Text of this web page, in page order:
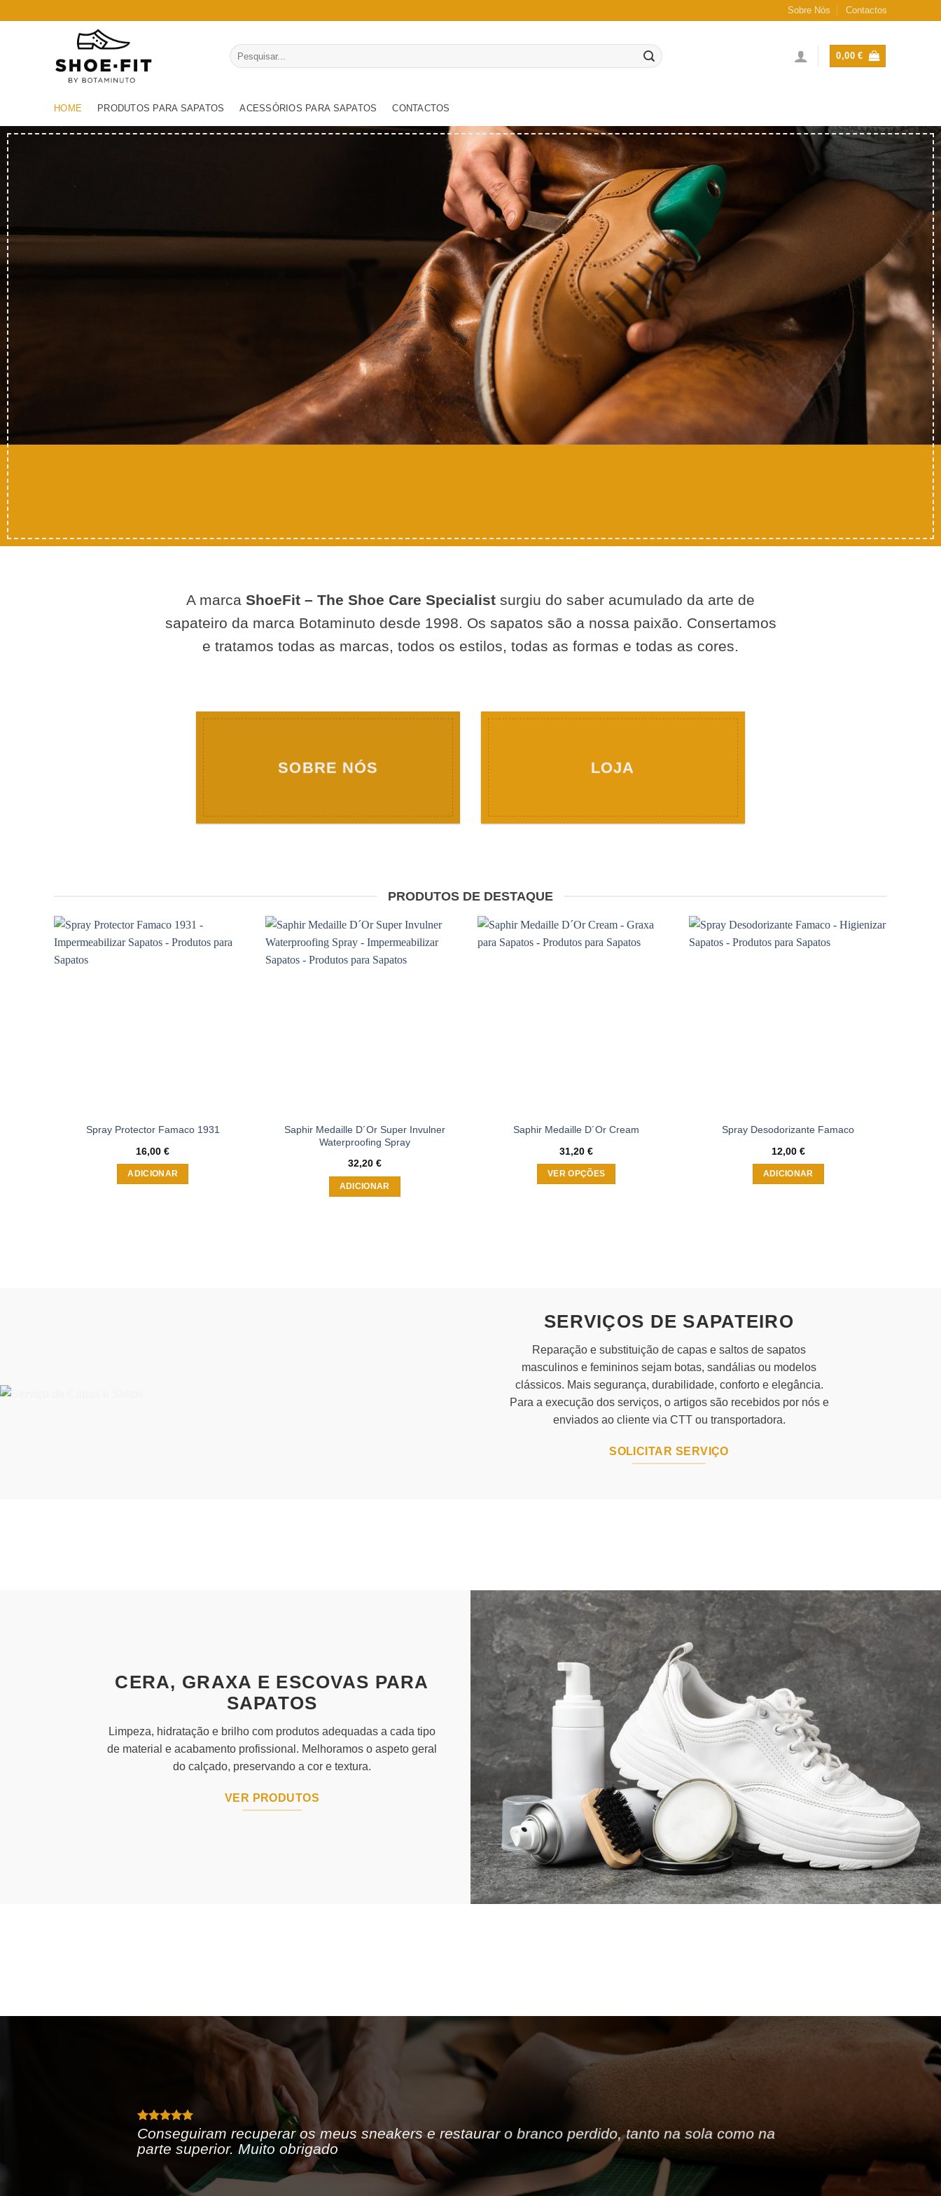
Sobre Nós Contactos
Pesquisar
por:
0,00€
HOME PRODUTOS PARA SAPATOS ACESSÓRIOS PARA SAPATOS CONTACTOS
A marca ShoeFit – The Shoe Care Specialist surgiu do saber acumulado da arte de
sapateiro da marca Botaminuto desde 1998. Os sapatos são a nossa paixão. Consertamos
e tratamos todas as marcas, todos os estilos, todas as formas e todas as cores.
SOBRE NÓS LOJA
PRODUTOS DE DESTAQUE
Spray Protector Famaco 1931
16,00€
ADICIONAR
Saphir Medaille D´Or Super Invulner
Waterproofing Spray
32,20 €
ADICIONAR
Saphir Medaille D´Or Cream
31,20€
VER OPÇÕES
be
on
the
product
page
Spray Desodorizante Famaco
12,00 €
ADICIONAR
SERVIÇOS DE SAPATEIRO
Reparação e substituição de capas e saltos de sapatos
masculinos e femininos sejam botas, sandálias ou modelos
clássicos. Mais segurança, durabilidade, conforto e elegância.
Para a execução dos serviços, o artigos são recebidos por nós e
enviados ao cliente via CTT ou transportadora.
SOLICITAR SERVIÇO
CERA, GRAXA E ESCOVAS PARA
SAPATOS
Limpeza, hidratação e brilho com produtos adequadas a cada tipo
de material e acabamento profissional. Melhoramos o aspeto geral
do calçado, preservando a cor e textura.
VER PRODUTOS
Conseguiram recuperar os meus sneakers e restaurar o branco perdido, tanto na sola como na
parte superior. Muito obrigado